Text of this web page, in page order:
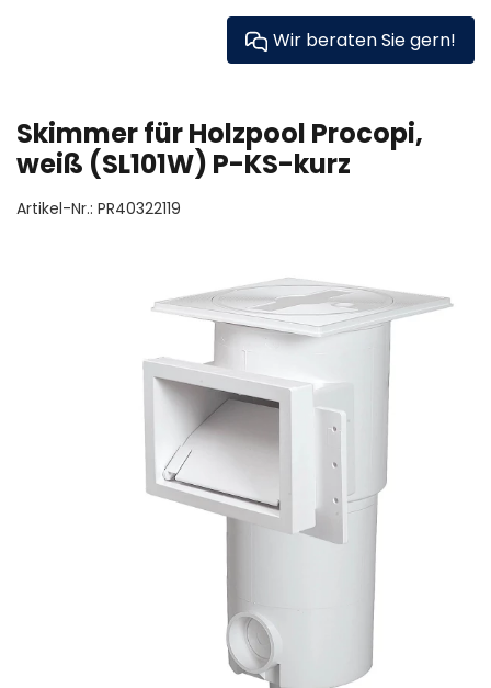
Skimmer für Holzpool Procopi,
weiß (SL101W) P-KS-kurz
Artikel-Nr.: PR40322119
Wir beraten Sie gern!